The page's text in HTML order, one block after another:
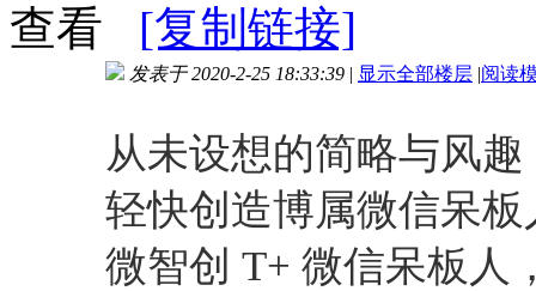
查看
[复制链接]
发表于 2020-2-25 18:33:39 | 显示全部楼层 |阅读
从未设想的简略与风
轻快创造博属微信呆
微智创 T+ 微信呆板人